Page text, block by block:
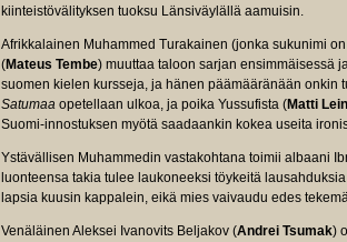
kiinteistövälityksen tuoksu Länsiväylällä aamuisin.
Afrikkalainen Muhammed Turakainen (jonka sukunimi
(Mateus Tembe) muuttaa taloon sarjan ensimmäisessä
suomen kielen kursseja, ja hänen päämääränään onkin
Satumaa opetellaan ulkoa, ja poika Yussufista (Matti
Suomi-innostuksen myötä saadaankin kokea useita
Ystävällisen Muhammedin vastakohtana toimii albaani
luonteensa takia tulee laukoneeksi töykeitä
lapsia kuusin kappalein, eikä mies vaivaudu edes
Venäläinen Aleksei Ivanovits Beljakov (Andrei Tsumak)